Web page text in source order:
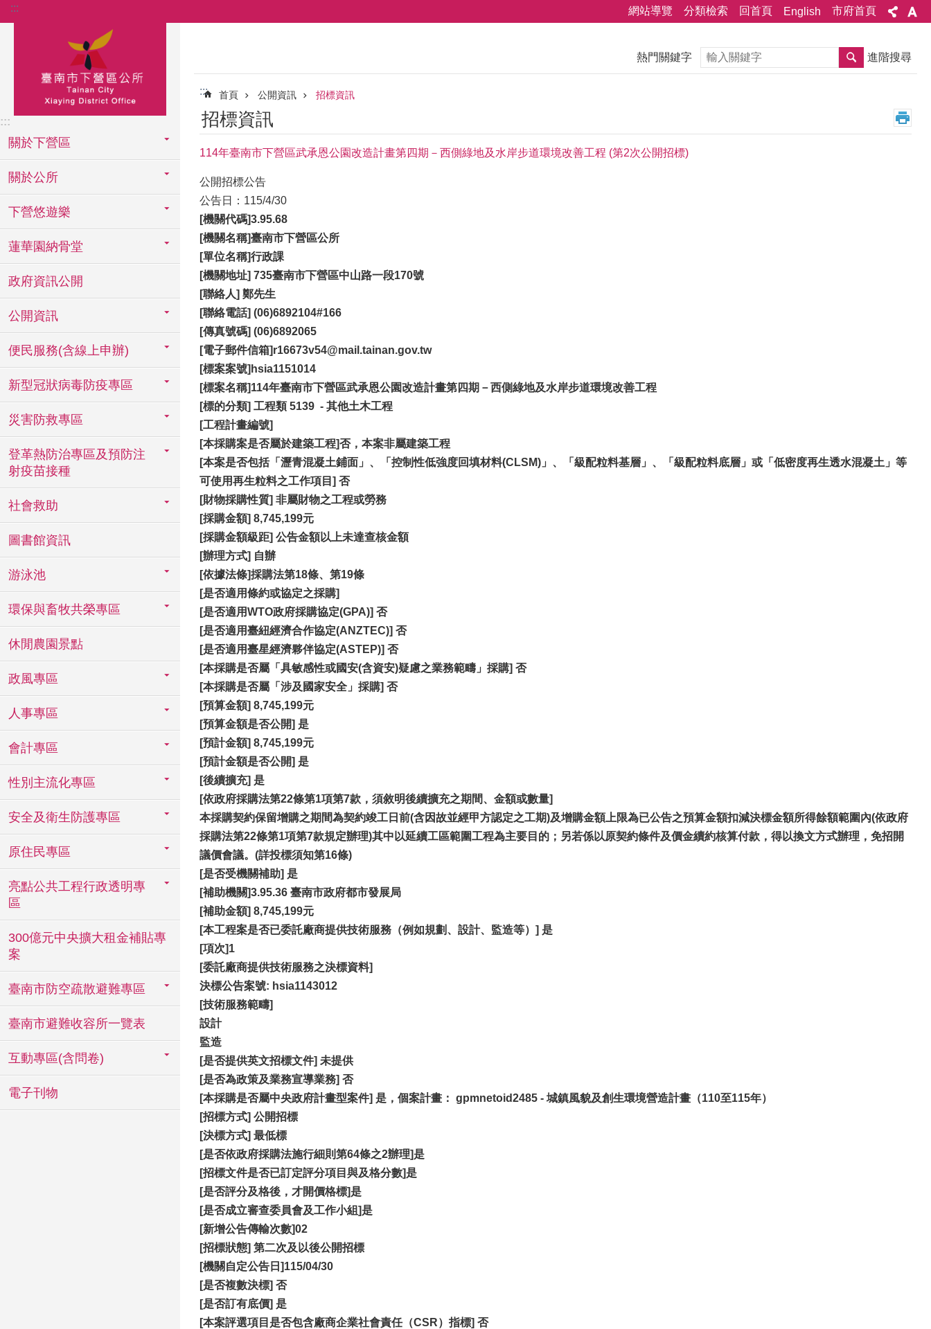
跳到主要內容區塊
::: 網站導覽 分類檢索 回首頁 English 市府首頁
:::
關於下營區
關於公所
下營悠遊樂
蓮華園納骨堂
政府資訊公開
公開資訊
便民服務(含線上申辦)
新型冠狀病毒防疫專區
災害防救專區
登革熱防治專區及預防注
射疫苗接種
社會救助
圖書館資訊
游泳池
環保與畜牧共榮專區
休閒農園景點
政風專區
人事專區
會計專區
性別主流化專區
安全及衛生防護專區
原住民專區
亮點公共工程行政透明專
區
300億元中央擴大租金補貼專
案
臺南市防空疏散避難專區
臺南市避難收容所一覽表
互動專區(含問卷)
電子刊物
熱門關鍵字 搜尋 進階搜尋
::: 首頁 公開資訊 招標資訊
招標資訊
114年臺南市下營區武承恩公園改造計畫第四期－西側綠地及水岸步道環境改善工程 (第2次公開招標)
公開招標公告
公告日：115/4/30
[機關代碼]3.95.68
[機關名稱]臺南市下營區公所
[單位名稱]行政課
[機關地址] 735臺南市下營區中山路一段170號
[聯絡人] 鄭先生
[聯絡電話] (06)6892104#166
[傳真號碼] (06)6892065
[電子郵件信箱]r16673v54@mail.tainan.gov.tw
[標案案號]hsia1151014
[標案名稱]114年臺南市下營區武承恩公園改造計畫第四期－西側綠地及水岸步道環境改善工程
[標的分類] 工程類 5139 - 其他土木工程
[工程計畫編號]
[本採購案是否屬於建築工程]否，本案非屬建築工程
[本案是否包括「瀝青混凝土鋪面」、「控制性低強度回填材料(CLSM)」、「級配粒料基層」、「級配粒料底層」或「低密度再生透水混凝土」等
可使用再生粒料之工作項目] 否
[財物採購性質] 非屬財物之工程或勞務
[採購金額] 8,745,199元
[採購金額級距] 公告金額以上未達查核金額
[辦理方式] 自辦
[依據法條]採購法第18條、第19條
[是否適用條約或協定之採購]
[是否適用WTO政府採購協定(GPA)] 否
[是否適用臺紐經濟合作協定(ANZTEC)] 否
[是否適用臺星經濟夥伴協定(ASTEP)] 否
[本採購是否屬「具敏感性或國安(含資安)疑慮之業務範疇」採購] 否
[本採購是否屬「涉及國家安全」採購] 否
[預算金額] 8,745,199元
[預算金額是否公開] 是
[預計金額] 8,745,199元
[預計金額是否公開] 是
[後續擴充] 是
[依政府採購法第22條第1項第7款，須敘明後續擴充之期間、金額或數量]
本採購契約保留增購之期間為契約竣工日前(含因故並經甲方認定之工期)及增購金額上限為已公告之預算金額扣減決標金額所得餘額範圍內(依政府
採購法第22條第1項第7款規定辦理)其中以延續工區範圍工程為主要目的；另若係以原契約條件及價金續約核算付款，得以換文方式辦理，免招開
議價會議。(詳投標須知第16條)
[是否受機關補助] 是
[補助機關]3.95.36 臺南市政府都市發展局
[補助金額] 8,745,199元
[本工程案是否已委託廠商提供技術服務（例如規劃、設計、監造等）] 是
[項次]1
[委託廠商提供技術服務之決標資料]
決標公告案號: hsia1143012
[技術服務範疇]
設計
監造
[是否提供英文招標文件] 未提供
[是否為政策及業務宣導業務] 否
[本採購是否屬中央政府計畫型案件] 是，個案計畫： gpmnetoid2485 - 城鎮風貌及創生環境營造計畫（110至115年）
[招標方式] 公開招標
[決標方式] 最低標
[是否依政府採購法施行細則第64條之2辦理]是
[招標文件是否已訂定評分項目與及格分數]是
[是否評分及格後，才開價格標]是
[是否成立審查委員會及工作小組]是
[新增公告傳輸次數]02
[招標狀態] 第二次及以後公開招標
[機關自定公告日]115/04/30
[是否複數決標] 否
[是否訂有底價] 是
[本案評選項目是否包含廠商企業社會責任（CSR）指標] 否